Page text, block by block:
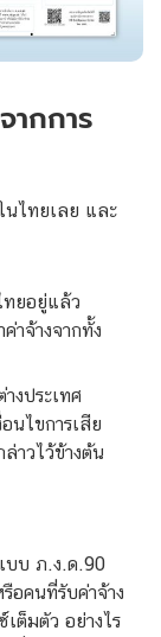
ากการ
นไทยเลย และ
ยอยู่แล้ว
าจ้างจากทั้ง
ประเทศ
นไขการเสีย
าวไว้ข้างต้น
บบ ภ.ง.ด.90
อคนที่รับค่าจ้าง
ต็มตัว อย่างไร